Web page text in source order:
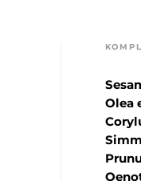
Olea